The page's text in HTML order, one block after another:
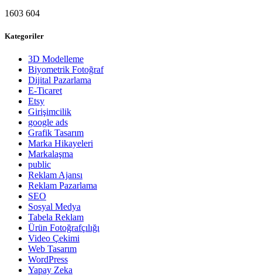
1603 604
Kategoriler
3D Modelleme
Biyometrik Fotoğraf
Dijital Pazarlama
E-Ticaret
Etsy
Girişimcilik
google ads
Grafik Tasarım
Marka Hikayeleri
Markalaşma
public
Reklam Ajansı
Reklam Pazarlama
SEO
Sosyal Medya
Tabela Reklam
Ürün Fotoğrafçılığı
Video Çekimi
Web Tasarım
WordPress
Yapay Zeka